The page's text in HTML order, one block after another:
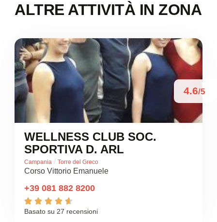
ALTRE ATTIVITÀ IN ZONA
4.6/5
WELLNESS CLUB SOC.
SPORTIVA D. ARL
Campania / Torre del Greco
Corso Vittorio Emanuele
+39 081 882 8200
    
Basato su 27 recensioni